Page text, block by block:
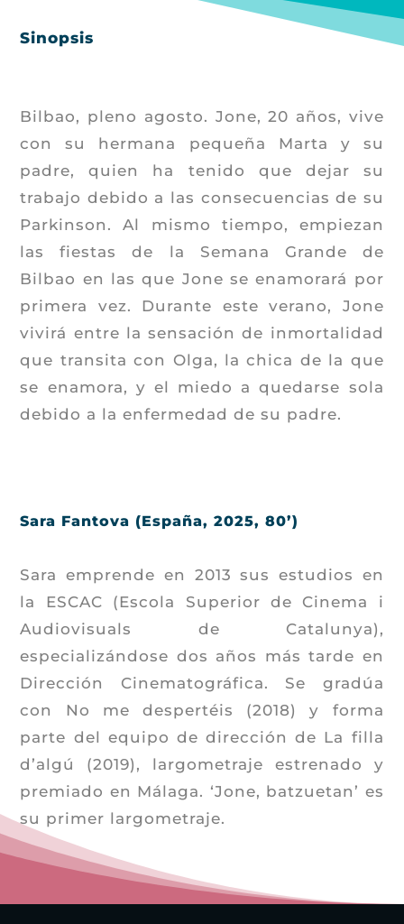
Sinopsis
Bilbao, pleno agosto. Jone, 20 años, vive
con su hermana pequeña Marta y su
padre, quien ha tenido que dejar su
trabajo debido a las consecuencias de su
Parkinson. Al mismo tiempo, empiezan
las fiestas de la Semana Grande de
Bilbao en las que Jone se enamorará por
primera vez. Durante este verano, Jone
vivirá entre la sensación de inmortalidad
que transita con Olga, la chica de la que
se enamora, y el miedo a quedarse sola
debido a la enfermedad de su padre.
Sara Fantova (España, 2025, 80’)
Sara emprende en 2013 sus estudios en
la ESCAC (Escola Superior de Cinema i
Audiovisuals de Catalunya),
especializándose dos años más tarde en
Dirección Cinematográfica. Se gradúa
con No me despertéis (2018) y forma
parte del equipo de dirección de La filla
d’algú (2019), largometraje estrenado y
premiado en Málaga. ‘Jone, batzuetan’ es
su primer largometraje.